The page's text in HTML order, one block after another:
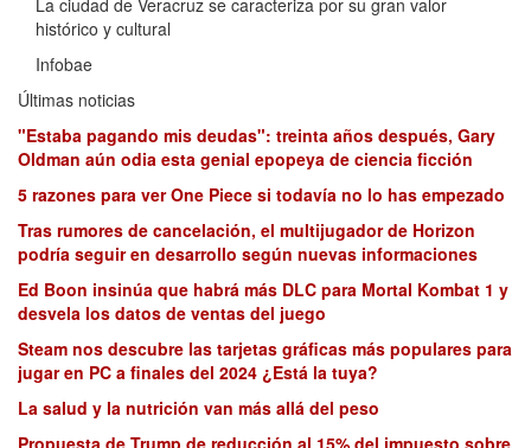
histórico y cultural
Infobae
Últimas noticias
"Estaba pagando mis deudas": treinta años después, Gary
Oldman aún odia esta genial epopeya de ciencia ficción
5 razones para ver One Piece si todavía no lo has empezado
Tras rumores de cancelación, el multijugador de Horizon
podría seguir en desarrollo según nuevas informaciones
Ed Boon insinúa que habrá más DLC para Mortal Kombat 1 y
desvela los datos de ventas del juego
Steam nos descubre las tarjetas gráficas más populares para
jugar en PC a finales del 2024 ¿Está la tuya?
La salud y la nutrición van más allá del peso
Propuesta de Trump de reducción al 15% del impuesto sobre